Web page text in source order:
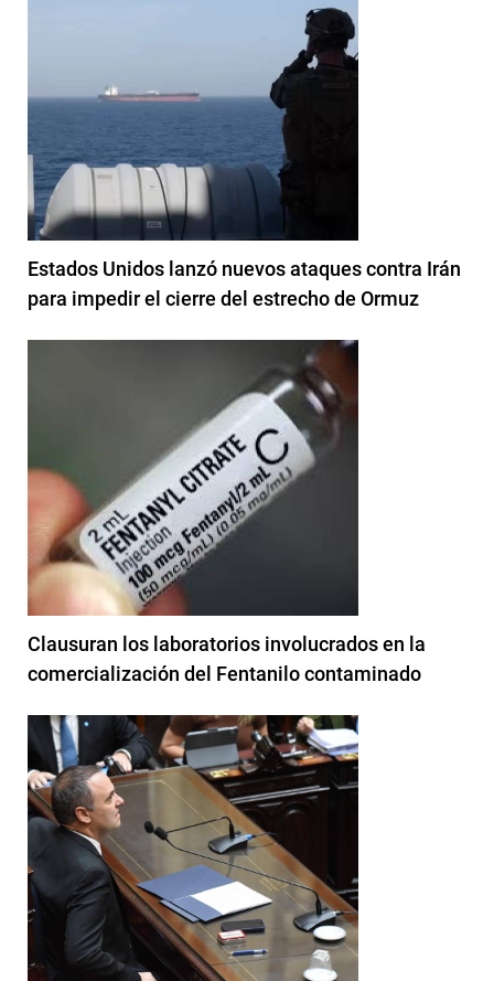
Estados Unidos lanzó nuevos ataques contra Irán
para impedir el cierre del estrecho de Ormuz
Clausuran los laboratorios involucrados en la
comercialización del Fentanilo contaminado